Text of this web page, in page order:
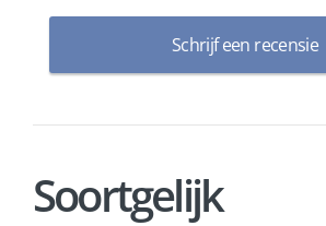
Schrijf een recensie
Soortgelijk